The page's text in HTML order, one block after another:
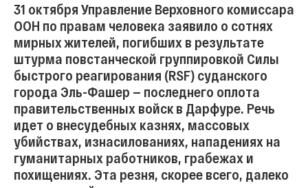
31 октября Управление Верховного комиссара
ООН по правам человека заявило о сотнях
мирных жителей, погибших в результате
штурма повстанческой группировкой Силы
быстрого реагирования (RSF) суданского
города Эль-Фашер — последнего оплота
правительственных войск в Дарфуре. Речь
идет о внесудебных казнях, массовых
убийствах, изнасилованиях, нападениях на
гуманитарных работников, грабежах и
похищениях. Эта резня, скорее всего, далеко